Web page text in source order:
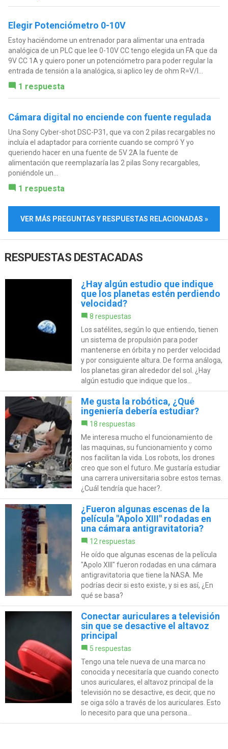
Elegir Potenciómetro 0-10V
Estoy haciéndome un entrenador para alimentar una entrada
analógica de un PLC que lee 0-10V CC tengo elegida un FA que da
9V CC 1A y quiero poner un potenciómetro para poder regular la
entrada de tensión a la analógica, si aplico ley de ohm R=V/I...
1 respuesta
Cámara digital no enciende con fuente regulada
Una Sony Cyber-shot DSC-P31, que va con 2 pilas recargables no
incluía el adaptador para corriente cuando se compró Y yo
queriendo hacer en una fuente de 5V 2A la fuente de
alimentación que reemplazaría las 2 pilas Sony recargables,
poniéndole un...
1 respuesta
VER MÁS PREGUNTAS Y RESPUESTAS RELACIONADAS »
RESPUESTAS DESTACADAS
¿Hay algún estudio que indique
que los planetas estén perdiendo
velocidad?
8 respuestas
Los satélites, según lo que entiendo, tienen
un sistema de propulsión para poder
mantenerse en órbita y no perder velocidad
y por consiguiente altura. De forma análoga,
los planetas giran alrededor del sol. ¿Hay
algún estudio que indique que los...
Me gusta la robótica, ¿Qué
ingeniería debería estudiar?
18 respuestas
Me interesa mucho el funcionamiento de
las maquinas, su funcionamiento y como
nos facilitan la vida. Los robots, los drones
creo que son el futuro. Me gustaría estudiar
una carrera universitaria sobre estos temas.
¿Cuál tendría que hacer?.
¿Fueron algunas escenas de la
película "Apolo XIII" rodadas en
una cámara antigravitatoria?
12 respuestas
He oído que algunas escenas de la película
"Apolo XIII" fueron rodadas en una cámara
antigravitatoria que tiene la NASA. Me
podrías decir si esto existe, y si es así, ¿En
qué se basa?
Conectar auriculares a televisión
sin que se desactive el altavoz
principal
5 respuestas
Tengo una tele nueva de una marca no
conocida y necesitaría que cuando conecto
unos auriculares, el altavoz principal de la
televisión no se desactive, es decir, que no
se oiga sólo a través de los auriculares. Esto
lo necesito para que una persona...